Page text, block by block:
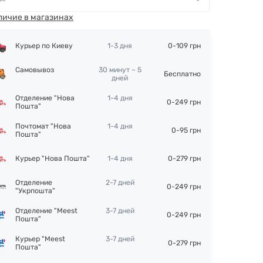
в магазинах
Курьер по Киеву 1-3 дня 0-109 грн
Самовывоз
30 минут – 5
дней
Бесплатно
Отделение "Нова
Пошта"
1-4 дня 0-249 грн
Почтомат "Нова
Пошта"
1-4 дня 0-95 грн
Курьер "Нова Пошта" 1-4 дня 0-279 грн
Отделение
"Укрпошта"
2-7 дней 0-249 грн
Отделение "Meest
Пошта"
3-7 дней 0-249 грн
Курьер "Meest
Пошта"
3-7 дней 0-279 грн